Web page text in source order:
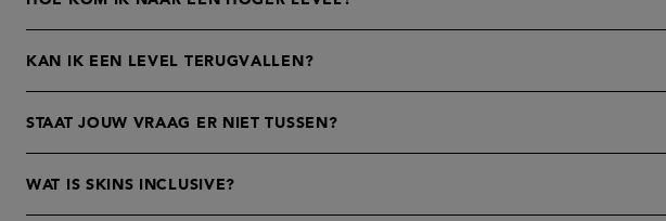
KAN IK EEN LEVEL TERUGVALLEN?
STAAT JOUW VRAAG ER NIET TUSSEN?
WAT IS SKINS INCLUSIVE?